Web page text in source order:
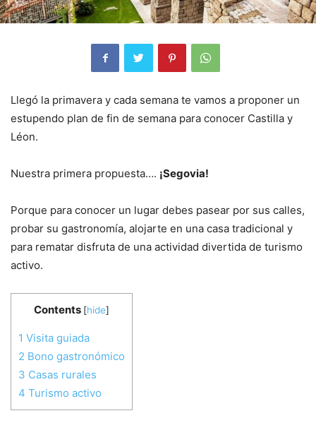
Llegó la primavera y cada semana te vamos a proponer un
estupendo plan de fin de semana para conocer Castilla y
Léon.
Nuestra primera propuesta…. ¡Segovia!
Porque para conocer un lugar debes pasear por sus calles,
probar su gastronomía, alojarte en una casa tradicional y
para rematar disfruta de una actividad divertida de turismo
activo.
Contents [hide]
1 Visita guiada
2 Bono gastronómico
3 Casas rurales
4 Turismo activo